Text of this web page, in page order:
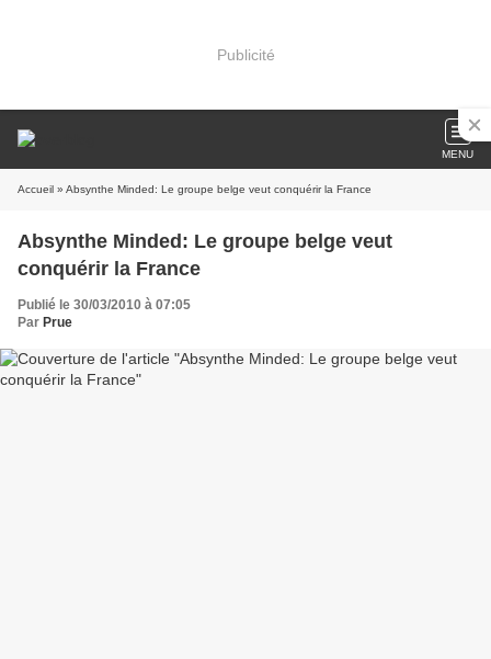
Publicité
MENU
Accueil » Absynthe Minded: Le groupe belge veut conquérir la France
Absynthe Minded: Le groupe belge veut
conquérir la France
Publié le 30/03/2010 à 07:05
Par Prue